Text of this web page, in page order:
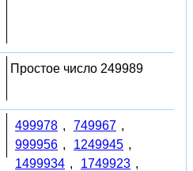
Простое число 249989
499978 , 749967 ,
999956 , 1249945 ,
1499934 , 1749923 ,